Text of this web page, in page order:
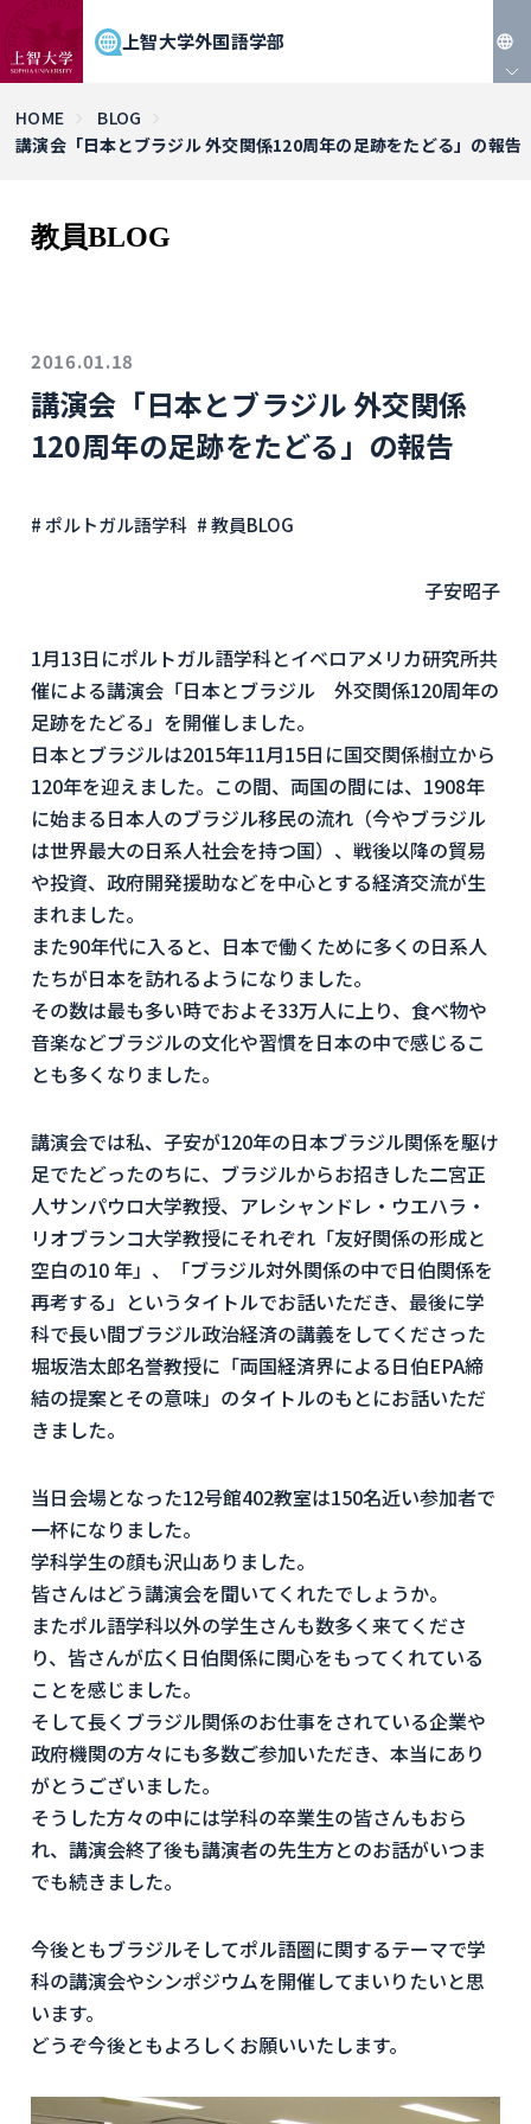
上智大学外国語学部
EN
HOME
BLOG
講演会「日本とブラジル 外交関係120周年の足跡をたどる」の報告
教員BLOG
2016.01.18
講演会「日本とブラジル 外交関係
120周年の足跡をたどる」の報告
# ポルトガル語学科 # 教員BLOG
子安昭子
1月13日にポルトガル語学科とイベロアメリカ研究所共
催による講演会「日本とブラジル 外交関係120周年の
足跡をたどる」を開催しました。
日本とブラジルは2015年11月15日に国交関係樹立から
120年を迎えました。この間、両国の間には、1908年
に始まる日本人のブラジル移民の流れ（今やブラジル
は世界最大の日系人社会を持つ国）、戦後以降の貿易
や投資、政府開発援助などを中心とする経済交流が生
まれました。
また90年代に入ると、日本で働くために多くの日系人
たちが日本を訪れるようになりました。
その数は最も多い時でおよそ33万人に上り、食べ物や
音楽などブラジルの文化や習慣を日本の中で感じるこ
とも多くなりました。
講演会では私、子安が120年の日本ブラジル関係を駆け
足でたどったのちに、ブラジルからお招きした二宮正
人サンパウロ大学教授、アレシャンドレ・ウエハラ・
リオブランコ大学教授にそれぞれ「友好関係の形成と
空白の10 年」、「ブラジル対外関係の中で日伯関係を
再考する」というタイトルでお話いただき、最後に学
科で長い間ブラジル政治経済の講義をしてくださった
堀坂浩太郎名誉教授に「両国経済界による日伯EPA締
結の提案とその意味」のタイトルのもとにお話いただ
きました。
当日会場となった12号館402教室は150名近い参加者で
一杯になりました。
学科学生の顔も沢山ありました。
皆さんはどう講演会を聞いてくれたでしょうか。
またポル語学科以外の学生さんも数多く来てくださ
り、皆さんが広く日伯関係に関心をもってくれている
ことを感じました。
そして長くブラジル関係のお仕事をされている企業や
政府機関の方々にも多数ご参加いただき、本当にあり
がとうございました。
そうした方々の中には学科の卒業生の皆さんもおら
れ、講演会終了後も講演者の先生方とのお話がいつま
でも続きました。
今後ともブラジルそしてポル語圏に関するテーマで学
科の講演会やシンポジウムを開催してまいりたいと思
います。
どうぞ今後ともよろしくお願いいたします。